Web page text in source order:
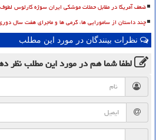
ضعف آمریکا در مقابل حملات موشکی ایران سوژه کارلوس
چند داستان از سامورایی ها، گرمی ها و ماجرای هفت سال
نظرات بینندگان در مورد این مطلب
لطفا شما همدر مورد این مطلبنظر